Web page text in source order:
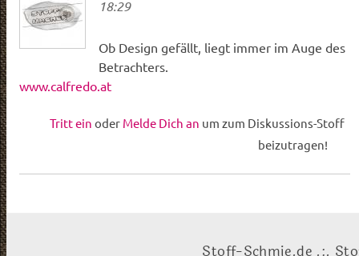
18:29
Ob Design gefällt, liegt immer im Auge des
Betrachters.
www.calfredo.at
Tritt ein oder Melde Dich an um zum Diskussions-Stoff
beizutragen!